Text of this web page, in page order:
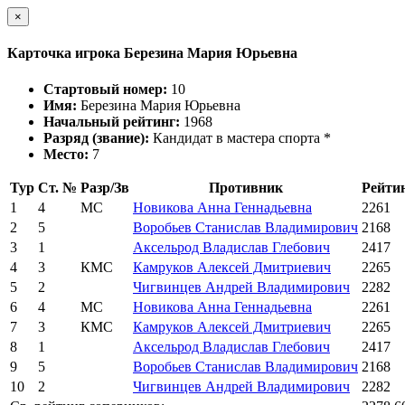
×
Карточка игрока Березина Мария Юрьевна
Стартовый номер: 10
Имя: Березина Мария Юрьевна
Начальный рейтинг: 1968
Разряд (звание): Кандидат в мастера спорта *
Место: 7
Тур Ст. № Разр/Зв Противник
1
4 МС Новикова Анна Геннадьевна
2261
2
5 Воробьев Станислав Владимирович 2168
3
1 Аксельрод Владислав Глебович
2417
4
3 КМС Камруков Алексей Дмитриевич
2265
5
2 Чигвинцев Андрей Владимирович
2282
6
4 МС Новикова Анна Геннадьевна
2261
7
3 КМС Камруков Алексей Дмитриевич
2265
8
1 Аксельрод Владислав Глебович
2417
9
5 Воробьев Станислав Владимирович 2168
10
2 Чигвинцев Андрей Владимирович
2282